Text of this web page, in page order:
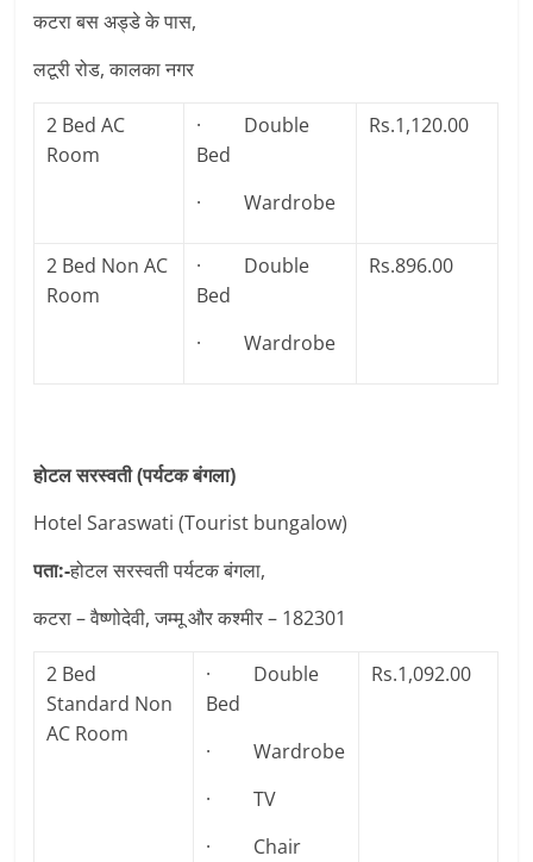
कटरा बस अड्डे के पास,
लटूरी रोड, कालका नगर
2 Bed AC
Room
· Double
Bed
· Wardrobe
Rs.1,120.00
2 Bed Non AC
Room
· Double
Bed
· Wardrobe
Rs.896.00
होटल सरस्वती (पर्यटक बंगला)
Hotel Saraswati (Tourist bungalow)
पता:-होटल सरस्वती पर्यटक बंगला,
कटरा – वैष्णोदेवी, जम्मू और कश्मीर – 182301
2 Bed
Standard Non
AC Room
· Double
Bed
· Wardrobe
· TV
· Chair
Rs.1,092.00